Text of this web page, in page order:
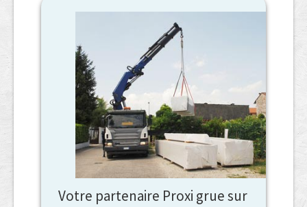
Votre partenaire Proxi grue sur